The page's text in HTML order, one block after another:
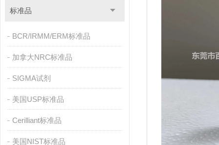
标准品
BCR/IRMM/ERM标准品
加拿大NRC标准品
SIGMA试剂
美国USP标准品
Cerilliant标准品
美国NIST标准品